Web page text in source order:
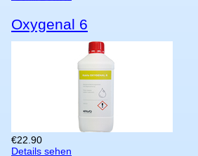
Oxygenal 6
€22.90
Details sehen